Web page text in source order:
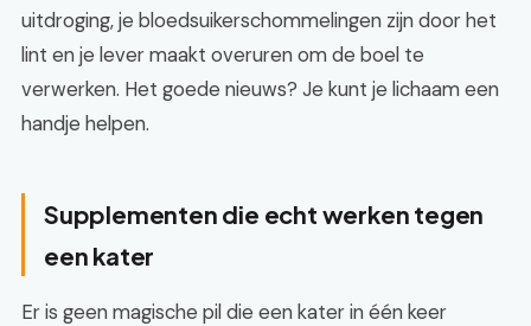
uitdroging, je bloedsuikerschommelingen zijn door het
lint en je lever maakt overuren om de boel te
verwerken. Het goede nieuws? Je kunt je lichaam een
handje helpen.
Supplementen die echt werken tegen
een kater
Er is geen magische pil die een kater in één keer